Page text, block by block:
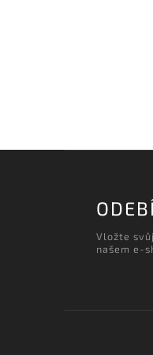
Vložte
našem e-